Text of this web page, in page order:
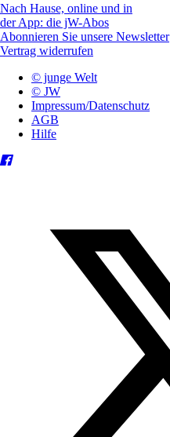
Nach Hause, online und in
der App: die jW-Abos
Abonnieren Sie unsere Newsletter
Vertrag widerrufen
© junge Welt
© JW
Impressum/Datenschutz
AGB
Hilfe